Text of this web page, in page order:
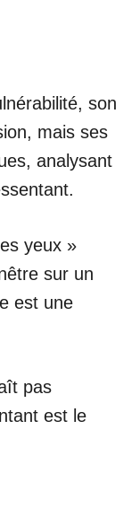
son
mais ses
analysant
yeux »
sur un
est une
pas
est le